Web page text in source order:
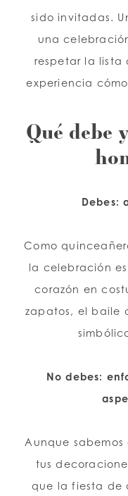
sido invitadas.
una
respetar la lista
experiencia
Qué debe
Debes:
Como
la celebración
corazón en
zapatos, el baile
No debes:
Aunque
tus
que la fiesta de